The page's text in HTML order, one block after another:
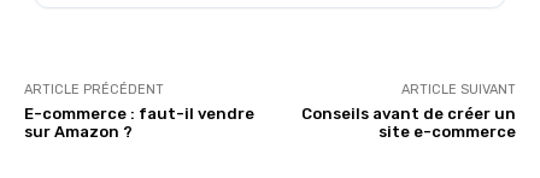
ARTICLE PRÉCÉDENT
E-commerce : faut-il vendre
sur Amazon ?
ARTICLE SUIVANT
Conseils avant de créer un
site e-commerce